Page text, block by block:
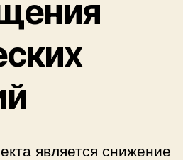
является снижение